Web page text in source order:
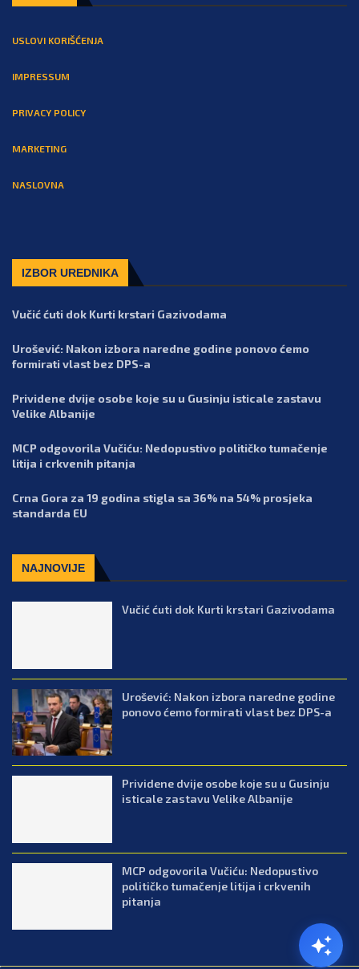
USLOVI KORIŠĆENJA
IMPRESSUM
PRIVACY POLICY
MARKETING
NASLOVNA
IZBOR UREDNIKA
Vučić ćuti dok Kurti krstari Gazivodama
Urošević: Nakon izbora naredne godine ponovo ćemo
formirati vlast bez DPS-a
Prividene dvije osobe koje su u Gusinju isticale zastavu
Velike Albanije
MCP odgovorila Vučiću: Nedopustivo političko tumačenje
litija i crkvenih pitanja
Crna Gora za 19 godina stigla sa 36% na 54% prosjeka
standarda EU
NAJNOVIJE
Vučić ćuti dok Kurti krstari Gazivodama
Urošević: Nakon izbora naredne godine
ponovo ćemo formirati vlast bez DPS-a
Prividene dvije osobe koje su u Gusinju
isticale zastavu Velike Albanije
MCP odgovorila Vučiću: Nedopustivo
političko tumačenje litija i crkvenih
pitanja